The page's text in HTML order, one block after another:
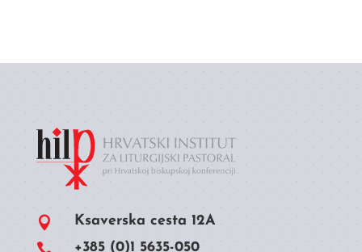
 Ksaverska cesta 12A
 +385 (0)1 5635-050